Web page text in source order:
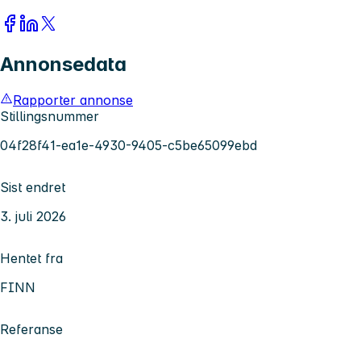
Annonsedata
Rapporter annonse
Stillingsnummer
04f28f41-ea1e-4930-9405-c5be65099ebd
Sist endret
3. juli 2026
Hentet fra
FINN
Referanse